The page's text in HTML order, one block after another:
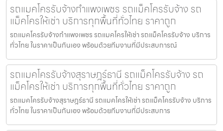
รถแมคโครรับจ้างกำแพงเพชร รถแม็คโครรับจ้าง รถ
แม็คโครให้เช่า บริการทุกพื้นที่ทั่วไทย ราคาถูก
รถแมคโครรับจ้างกำแพงเพชร รถแมคโครให้เช่า รถแม็คโครรับจ้าง บริการ
ทั่วไทย ในราคาเป็นกันเอง พร้อมด้วยทีมงานที่มีประสบการณ์
รถแมคโครรับจ้างสุราษฎร์ธานี รถแม็คโครรับจ้าง รถ
แม็คโครให้เช่า บริการทุกพื้นที่ทั่วไทย ราคาถูก
รถแมคโครรับจ้างสุราษฎร์ธานี รถแมคโครให้เช่า รถแม็คโครรับจ้าง บริการ
ทั่วไทย ในราคาเป็นกันเอง พร้อมด้วยทีมงานที่มีประสบการ